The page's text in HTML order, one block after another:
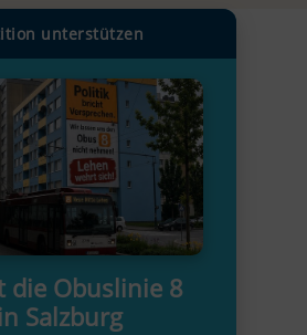
unterstützen
die Obuslinie 8
in Salzburg